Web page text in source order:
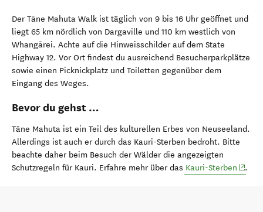
Der Tāne Mahuta Walk ist täglich von 9 bis 16 Uhr geöffnet und
liegt 65 km nördlich von Dargaville und 110 km westlich von
Whangārei. Achte auf die Hinweisschilder auf dem State
Highway 12. Vor Ort findest du ausreichend Besucherparkplätze
sowie einen Picknickplatz und Toiletten gegenüber dem
Eingang des Weges.
Bevor du gehst …
Tāne Mahuta ist ein Teil des kulturellen Erbes von Neuseeland.
Allerdings ist auch er durch das Kauri-Sterben bedroht. Bitte
beachte daher beim Besuch der Wälder die angezeigten
Schutzregeln für Kauri. Erfahre mehr über das Kauri-Sterben .